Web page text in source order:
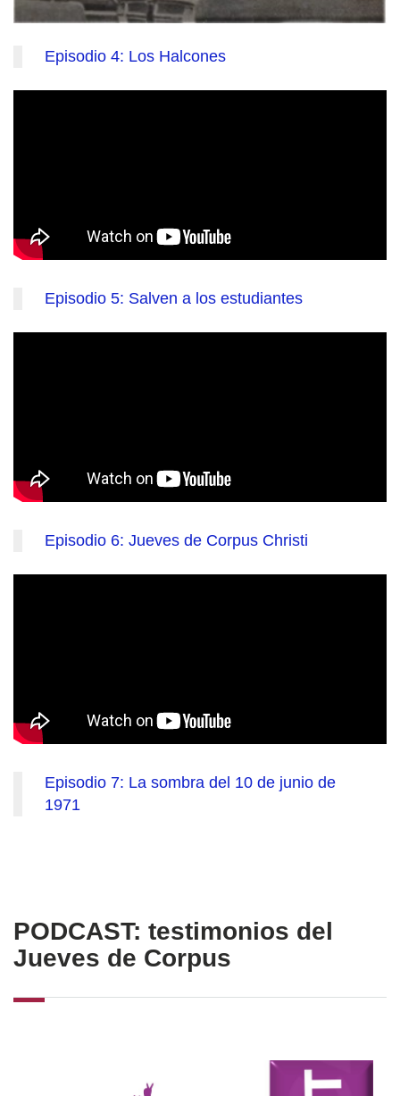
Episodio 4: Los Halcones
Episodio 5: Salven a los estudiantes
Episodio 6: Jueves de Corpus Christi
Episodio 7: La sombra del 10 de junio de
1971
PODCAST: testimonios del
Jueves de Corpus